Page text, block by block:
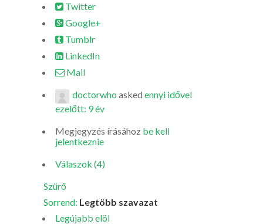
Twitter
Google+
Tumblr
LinkedIn
Mail
doctorwho asked ennyi idővel
ezelőtt: 9 év
Megjegyzés írásához be kell
jelentkeznie
Válaszok (4)
Szürő
Sorrend: Legtöbb szavazat
Legújabb elöl